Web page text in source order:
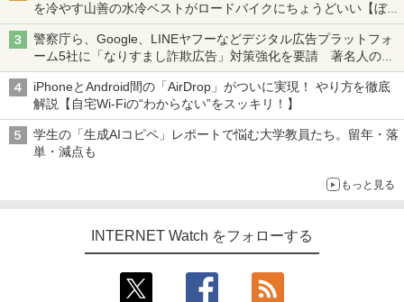
を冷やす山善の水冷ベストがロードバイクにちょうどいい【ぼっ
ち・ざ・ろーど！その14】【空いた時間でなにしてる？】
警察庁ら、Google、LINEヤフーなどデジタル広告プラットフォ
ーム5社に「なりすまし詐欺広告」対策強化を要請 著名人の写
真や映像を使った投資詐欺などへの対策として
iPhoneとAndroid間の「AirDrop」がついに実現！ やり方を徹底
解説【自宅Wi-Fiの“わからない”をスッキリ！】
学生の「生成AIコピペ」レポートで悩む大学教員たち。留年・落
単・減点も
もっと見る
INTERNET Watch をフォローする